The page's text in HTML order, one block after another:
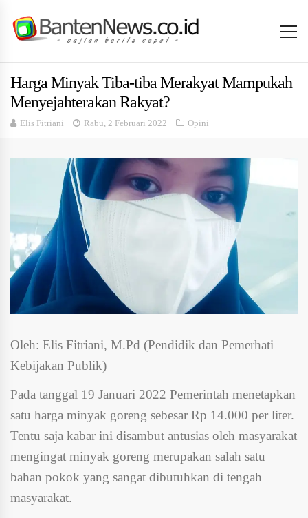
Harga Minyak Tiba-tiba Merakyat Mampukah
Menyejahterakan Rakyat?
Elis Fitriani Rabu, 2 Februari 2022 Opini
Oleh: Elis Fitriani, M.Pd (Pendidik dan Pemerhati
Kebijakan Publik)
Pada tanggal 19 Januari 2022 Pemerintah menetapkan
satu harga minyak goreng sebesar Rp 14.000 per liter.
Tentu saja kabar ini disambut antusias oleh masyarakat
mengingat minyak goreng merupakan salah satu
bahan pokok yang sangat dibutuhkan di tengah
masyarakat.